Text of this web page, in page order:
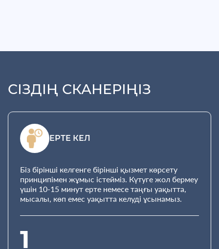
СІЗДІҢ СКАНЕРІҢІЗ
ЕРТЕ КЕЛ
Біз бірінші келгенге бірінші қызмет көрсету
принципімен жұмыс істейміз. Күтуге жол бермеу
үшін 10-15 минут ерте немесе таңғы уақытта,
мысалы, көп емес уақытта келуді ұсынамыз.
1